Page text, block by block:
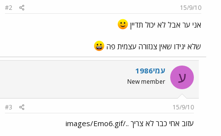
15/9/10
#2
אני ער אבל לא יכול תדיין
שלא יגידו שאין צנזורה עצמית פה
ע עמי1986
New member
15/9/10
#3
עזוב אחי כבר לא צריך ../images/Emo6.gif